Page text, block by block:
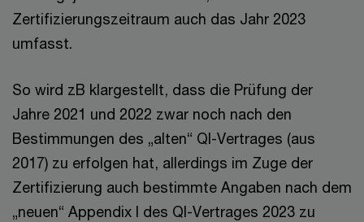
Zertifizierungszeitraum auch das Jahr 2023
umfasst.
So wird zB klargestellt, dass die Prüfung der
Jahre 2021 und 2022 zwar noch nach den
Bestimmungen des „alten“ QI-Vertrages (aus
2017) zu erfolgen hat, allerdings im Zuge der
Zertifizierung auch bestimmte Angaben nach dem
„neuen“ Appendix I des QI-Vertrages 2023 zu